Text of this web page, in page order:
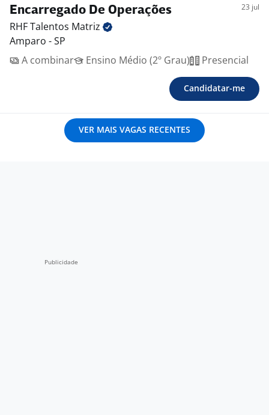
Encarregado De Operações 23 jul
RHF Talentos Matriz
Amparo - SP
A combinar
Ensino Médio (2º Grau) Presencial
Candidatar-me
VER MAIS VAGAS RECENTES